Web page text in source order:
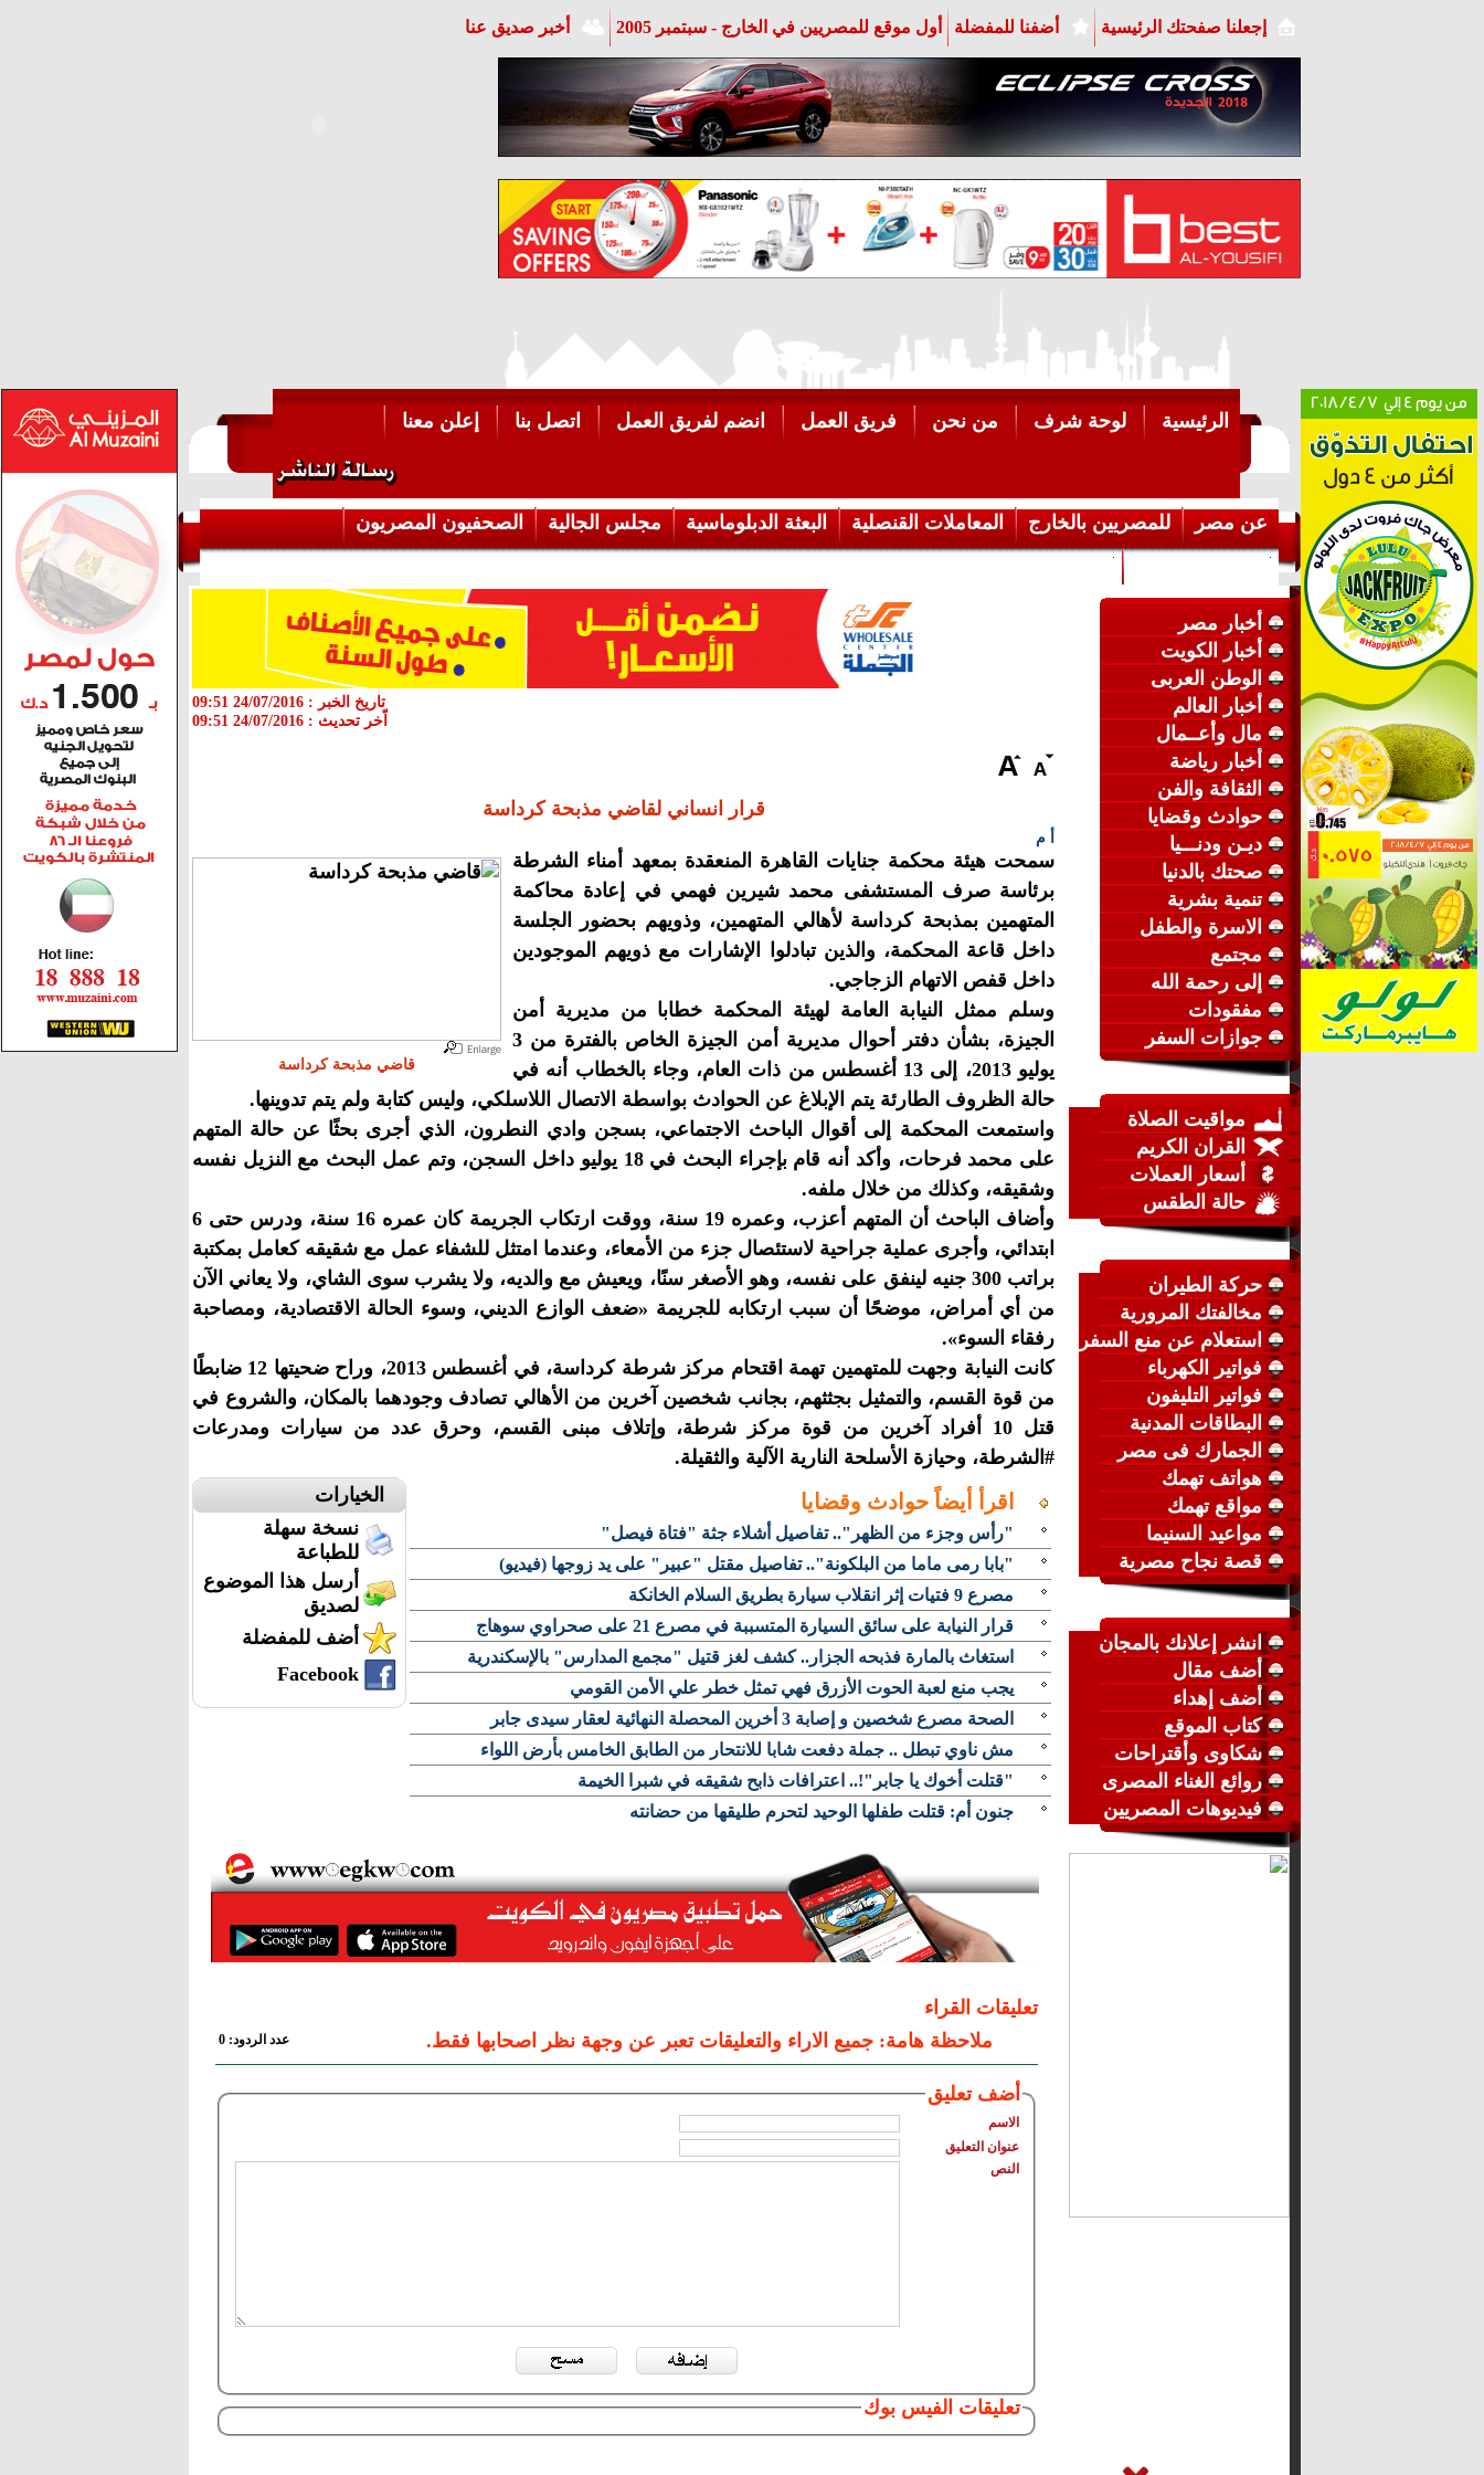
إجعلنا صفحتك الرئيسية أضفنا للمفضلة أول موقع للمصريين في الخارج - سبتمبر 2005 أخبر صديق عنا
الرئيسية لوحة شرف من نحن فريق العمل انضم لفريق العمل اتصل بنا إعلن معنا
عن مصر للمصريين بالخارج المعاملات القنصلية البعثة الدبلوماسية مجلس الجالية
الصحفيون المصريون
أخبار مصر
أخبار الكويت
الوطن العربى
أخبار العالم
مال وأعــمال
أخبار رياضة
الثقافة والفن
حوادث وقضايا
ديـن ودنـــيا
صحتك بالدنيا
تنمية بشرية
الاسرة والطفل
مجتمع
إلى رحمة الله
مفقودات
جوازات السفر
مواقيت الصلاة
القران الكريم
أسعار العملات
حالة الطقس
حركة الطيران
مخالفتك المرورية
استعلام عن منع السفر
فواتير الكهرباء
فواتير التليفون
البطاقات المدنية
الجمارك فى مصر
هواتف تهمك
مواقع تهمك
مواعيد السنيما
قصة نجاح مصرية
انشر إعلانك بالمجان
أضف مقال
أضف إهداء
كتاب الموقع
شكاوى وأقتراحات
روائع الغناء المصرى
فيديوهات المصريين
تاريخ الخبر : 24/07/2016 09:51
اّخر تحديث : 24/07/2016 09:51
قرار انساني لقاضي مذبحة كرداسة
أ م
قاضي مذبحة كرداسة
سمحت هيئة محكمة جنايات القاهرة المنعقدة بمعهد أمناء الشرطة
برئاسة صرف المستشفى محمد شيرين فهمي في إعادة محاكمة
المتهمين بمذبحة كرداسة لأهالي المتهمين، وذويهم بحضور الجلسة
داخل قاعة المحكمة، والذين تبادلوا الإشارات مع ذويهم الموجودين
داخل قفص الاتهام الزجاجي.
وسلم ممثل النيابة العامة لهيئة المحكمة خطابا من مديرية أمن
الجيزة، بشأن دفتر أحوال مديرية أمن الجيزة الخاص بالفترة من 3
يوليو 2013، إلى 13 أغسطس من ذات العام، وجاء بالخطاب أنه في
حالة الظروف الطارئة يتم الإبلاغ عن الحوادث بواسطة الاتصال اللاسلكي، وليس كتابة ولم يتم تدوينها.
واستمعت المحكمة إلى أقوال الباحث الاجتماعي، بسجن وادي النطرون، الذي أجرى بحثًا عن حالة المتهم
على محمد فرحات، وأكد أنه قام بإجراء البحث في 18 يوليو داخل السجن، وتم عمل البحث مع النزيل نفسه
وشقيقه، وكذلك من خلال ملفه.
وأضاف الباحث أن المتهم أعزب، وعمره 19 سنة، ووقت ارتكاب الجريمة كان عمره 16 سنة، ودرس حتى 6
ابتدائي، وأجرى عملية جراحية لاستئصال جزء من الأمعاء، وعندما امتثل للشفاء عمل مع شقيقه كعامل بمكتبة
براتب 300 جنيه لينفق على نفسه، وهو الأصغر سنًا، ويعيش مع والديه، ولا يشرب سوى الشاي، ولا يعاني الآن
من أي أمراض، موضحًا أن سبب ارتكابه للجريمة «ضعف الوازع الديني، وسوء الحالة الاقتصادية، ومصاحبة
رفقاء السوء».
كانت النيابة وجهت للمتهمين تهمة اقتحام مركز شرطة كرداسة، في أغسطس 2013، وراح ضحيتها 12 ضابطًا
من قوة القسم، والتمثيل بجثثهم، بجانب شخصين آخرين من الأهالي تصادف وجودهما بالمكان، والشروع في
قتل 10 أفراد آخرين من قوة مركز شرطة، وإتلاف مبنى القسم، وحرق عدد من سيارات ومدرعات
#الشرطة، وحيازة الأسلحة النارية الآلية والثقيلة.
الخيارات
نسخة سهلة
للطباعة
أرسل هذا الموضوع
لصديق
أضف للمفضلة
Facebook
اقرأ أيضاً حوادث وقضايا
"رأس وجزء من الظهر".. تفاصيل أشلاء جثة "فتاة فيصل"
"بابا رمى ماما من البلكونة".. تفاصيل مقتل "عبير" على يد زوجها (فيديو)
مصرع 9 فتيات إثر انقلاب سيارة بطريق السلام الخانكة
قرار النيابة على سائق السيارة المتسببة في مصرع 21 على صحراوي سوهاج
استغاث بالمارة فذبحه الجزار.. كشف لغز قتيل "مجمع المدارس" بالإسكندرية
يجب منع لعبة الحوت الأزرق فهي تمثل خطر علي الأمن القومي
الصحة مصرع شخصين و إصابة 3 أخرين المحصلة النهائية لعقار سيدى جابر
مش ناوي تبطل .. جملة دفعت شابا للانتحار من الطابق الخامس بأرض اللواء
"قتلت أخوك يا جابر"!.. اعترافات ذابح شقيقه في شبرا الخيمة
جنون أم: قتلت طفلها الوحيد لتحرم طليقها من حضانته
تعليقات القراء
ملاحظة هامة: جميع الاراء والتعليقات تعبر عن وجهة نظر اصحابها فقط.
عدد الردود: 0
أضف تعليق
الاسم
عنوان التعليق
النص
تعليقات الفيس بوك